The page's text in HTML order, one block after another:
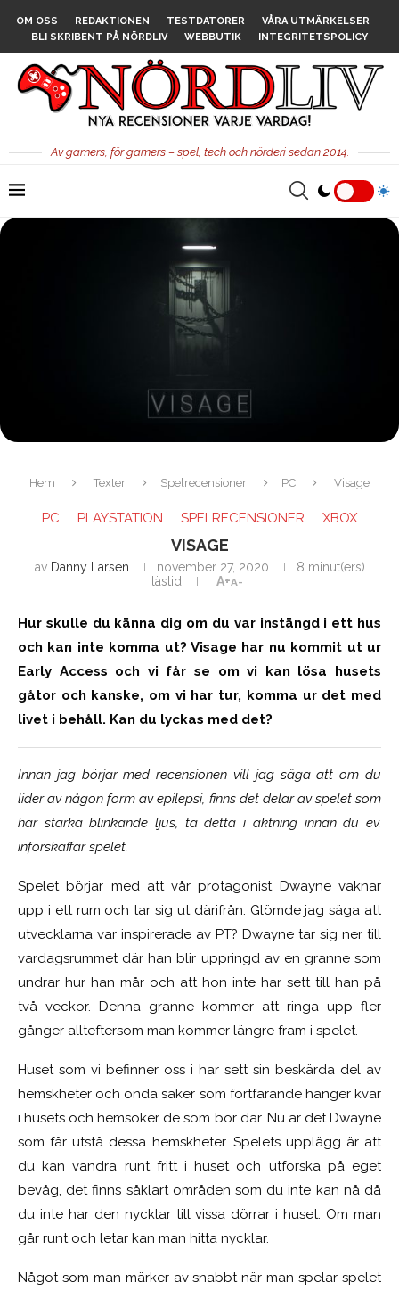
OM OSS REDAKTIONEN TESTDATORER
VÅRA UTMÄRKELSER
BLI SKRIBENT PÅ NÖRDLIV
WEBBUTIK INTEGRITETSPOLICY
Av gamers, för gamers – spel, tech och nörderi sedan 2014.
Hem Texter Spelrecensioner PC Visage
PC PLAYSTATION SPELRECENSIONER XBOX
VISAGE
av Danny Larsen november 27, 2020
8 minut(ers)
lästid
A+A-
Hur skulle du känna dig om du var instängd i ett hus
och kan inte komma ut? Visage har nu kommit ut ur
Early Access och vi får se om vi kan lösa husets
gåtor och kanske, om vi har tur, komma ur det med
livet i behåll. Kan du lyckas med det?
Innan jag börjar med recensionen vill jag säga att om du
lider av någon form av epilepsi, finns det delar av spelet som
har starka blinkande ljus, ta detta i aktning innan du ev.
införskaffar spelet.
Spelet börjar med att vår protagonist Dwayne vaknar
upp i ett rum och tar sig ut därifrån. Glömde jag säga att
utvecklarna var inspirerade av PT? Dwayne tar sig ner till
vardagsrummet där han blir uppringd av en granne som
undrar hur han mår och att hon inte har sett till han på
två veckor. Denna granne kommer att ringa upp fler
gånger allteftersom man kommer längre fram i spelet.
Huset som vi befinner oss i har sett sin beskärda del av
hemskheter och onda saker som fortfarande hänger kvar
i husets och hemsöker de som bor där. Nu är det Dwayne
som får utstå dessa hemskheter. Spelets upplägg är att
du kan vandra runt fritt i huset och utforska på eget
bevåg, det finns såklart områden som du inte kan nå då
du inte har den nycklar till vissa dörrar i huset. Om man
går runt och letar kan man hitta nycklar.
Något som man märker av snabbt när man spelar spelet